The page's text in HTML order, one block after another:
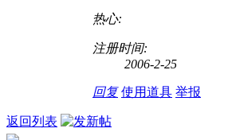
热心:
注册时间:
2006-2-25
回复 使用道具 举报
返回列表